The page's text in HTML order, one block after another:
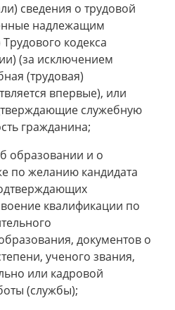
сведения о трудовой
надлежащим
кодекса
(за исключением
(трудовая)
впервые), или
служебную
гражданина;
образовании и о
по желанию кандидата
квалификации по
документов о
ученого звания,
или кадровой
(службы);